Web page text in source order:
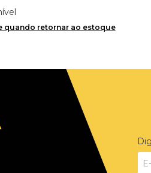
quando retornar ao estoque